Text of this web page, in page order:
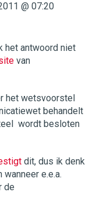
@ 07:20
het antwoord niet
van
het wetsvoorstel
behandelt 
 wordt besloten
dit, dus ik denk
e.e.a.
de